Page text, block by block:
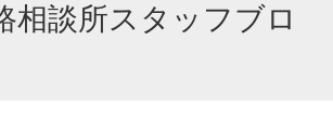
相談所スタッフブロ